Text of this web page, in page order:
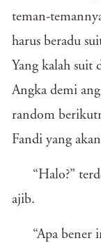
teman-
harus beradu
Yang kalah suit
Angka demi
random
Fandi yang
“Halo?”
ajib.
“Apa bener